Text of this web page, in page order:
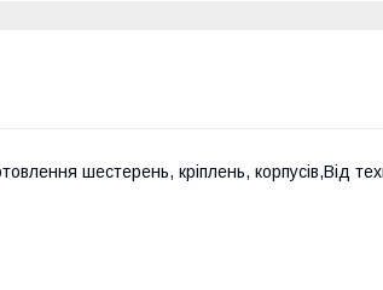
шестерень, кріплень, корпусів,Від